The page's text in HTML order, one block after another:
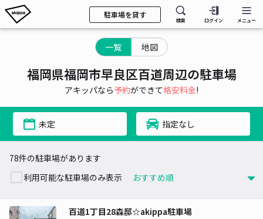
駐車場を貸す
検索 ログイン メニュー
一覧 地図
福岡県福岡市早良区百道周辺の駐車場
アキッパなら予約ができて格安料金!
未定 指定なし
78件の駐車場があります
利用可能な駐車場のみ表示
百道1丁目28森邸☆akippa駐車場